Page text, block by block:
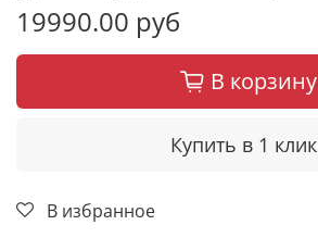
19990.00 руб
В корзину
Купить в 1 клик
В избранное